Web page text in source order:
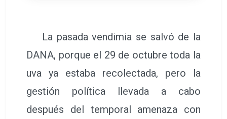
La pasada vendimia se salvó de la
DANA, porque el 29 de octubre toda la
uva ya estaba recolectada, pero la
gestión política llevada a cabo
después del temporal amenaza con